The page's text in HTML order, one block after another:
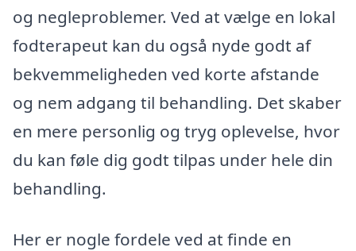
og negleproblemer. Ved at vælge en lokal
fodterapeut kan du også nyde godt af
bekvemmeligheden ved korte afstande
og nem adgang til behandling. Det skaber
en mere personlig og tryg oplevelse, hvor
du kan føle dig godt tilpas under hele din
behandling.
Her er nogle fordele ved at finde en